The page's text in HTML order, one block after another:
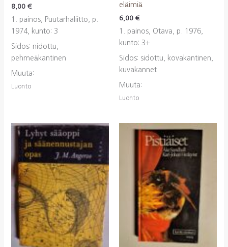
8,00 €
1. painos, Puutarhaliitto, p.
1974, kunto: 3
Sidos: nidottu,
pehmeäkantinen
Muuta:
Luonto
eläimiä
6,00 €
1. painos, Otava, p. 1976,
kunto: 3+
Sidos: sidottu, kovakantinen,
kuvakannet
Muuta:
Luonto